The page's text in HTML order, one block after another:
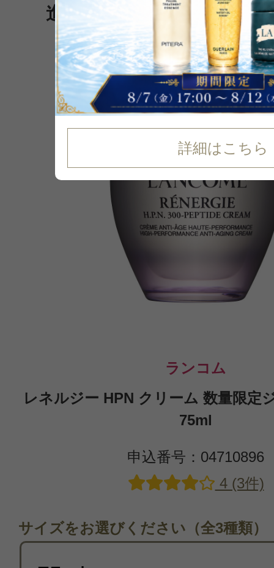
詳細はこちら
進的エイジングケアクリ
P可
25%
OFF
ランコム
レネルジー HPN クリーム 数量限定
75ml
申込番号：04710896
4 (3件)
サイズをお選びください（全3種類）